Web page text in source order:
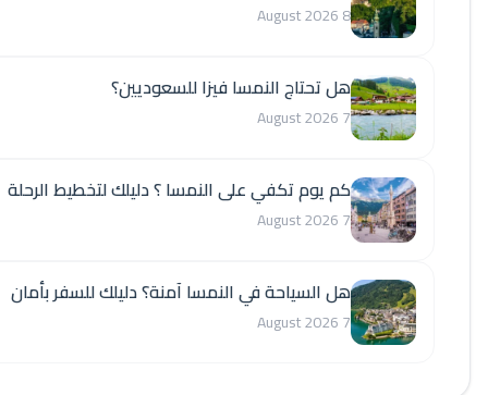
8 August 2026
هل تحتاج النمسا فيزا للسعوديين؟
7 August 2026
كم يوم تكفي على النمسا ؟ دليلك لتخطيط الرحلة
7 August 2026
هل السياحة في النمسا آمنة؟ دليلك للسفر بأمان
7 August 2026